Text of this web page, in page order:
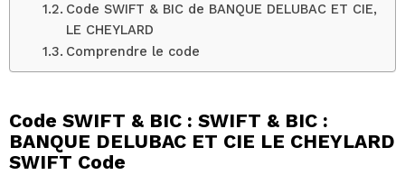
Code SWIFT & BIC de BANQUE DELUBAC ET CIE,
LE CHEYLARD
Comprendre le code
Code SWIFT & BIC : SWIFT & BIC :
BANQUE DELUBAC ET CIE LE CHEYLARD
SWIFT Code